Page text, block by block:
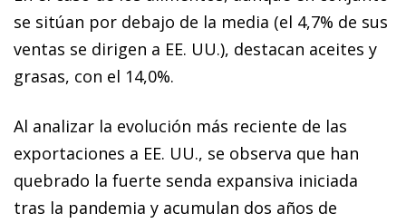
se sitúan por debajo de la media (el 4,7% de sus
ventas se dirigen a EE. UU.), destacan aceites y
grasas, con el 14,0%.
Al analizar la evolución más reciente de las
exportaciones a EE. UU., se observa que han
quebrado la fuerte senda expansiva iniciada
tras la pandemia y acumulan dos años de